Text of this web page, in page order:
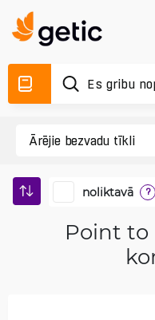
noliktavā ?
Point